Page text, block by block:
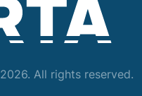
All rights reserved.